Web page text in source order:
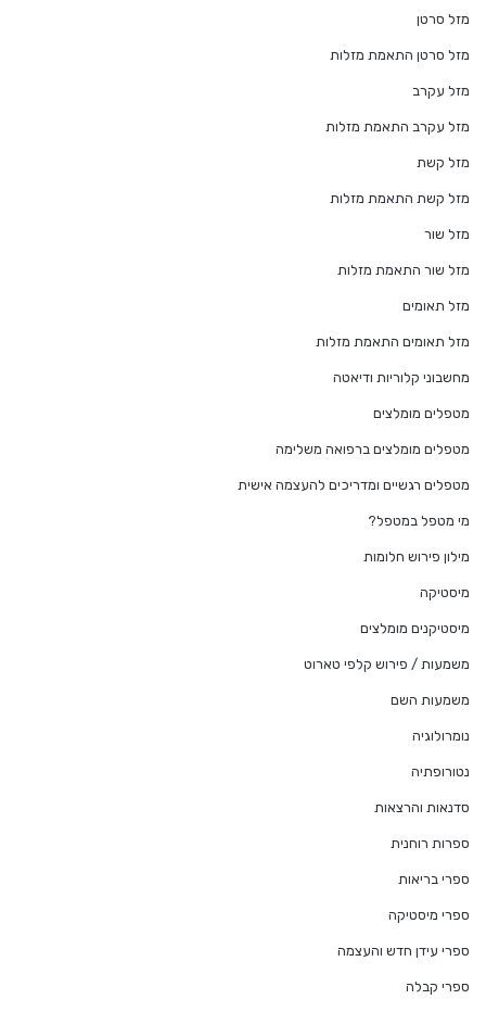
מזל סרטן
מזל סרטן התאמת מזלות
מזל עקרב
מזל עקרב התאמת מזלות
מזל קשת
מזל קשת התאמת מזלות
מזל שור
מזל שור התאמת מזלות
מזל תאומים
מזל תאומים התאמת מזלות
מחשבוני קלוריות ודיאטה
מטפלים מומלצים
מטפלים מומלצים ברפואה משלימה
מטפלים רגשיים ומדריכים להעצמה אישית
מי מטפל במטפל?
מילון פירוש חלומות
מיסטיקה
מיסטיקנים מומלצים
משמעות / פירוש קלפי טארוט
משמעות השם
נומרולוגיה
נטורופתיה
סדנאות והרצאות
ספרות רוחנית
ספרי בריאות
ספרי מיסטיקה
ספרי עידן חדש והעצמה
ספרי קבלה